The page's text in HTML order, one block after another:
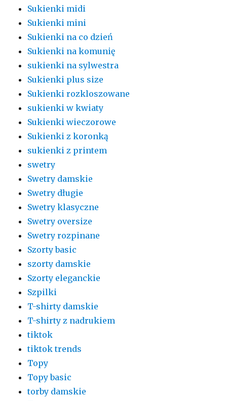
Sukienki midi
Sukienki mini
Sukienki na co dzień
Sukienki na komunię
sukienki na sylwestra
Sukienki plus size
Sukienki rozkloszowane
sukienki w kwiaty
Sukienki wieczorowe
Sukienki z koronką
sukienki z printem
swetry
Swetry damskie
Swetry długie
Swetry klasyczne
Swetry oversize
Swetry rozpinane
Szorty basic
szorty damskie
Szorty eleganckie
Szpilki
T-shirty damskie
T-shirty z nadrukiem
tiktok
tiktok trends
Topy
Topy basic
torby damskie